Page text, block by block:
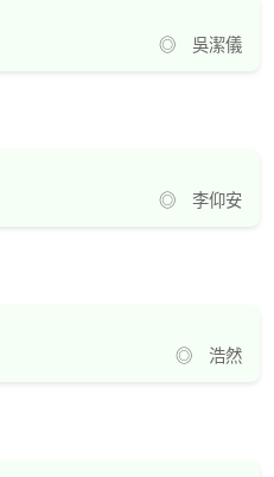
◎ 吳潔儀
◎ 李仰安
◎ 浩然